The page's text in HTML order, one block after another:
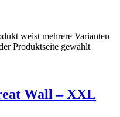
weist mehrere Varianten
Produktseite gewählt
Wall – XXL